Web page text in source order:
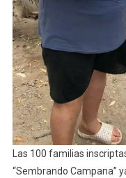
Las 100 familias
“Sembrando Campana”